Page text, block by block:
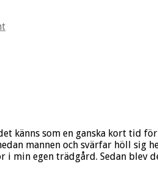
känns som en ganska kort tid
mannen och svärfar höll sig
egen trädgård. Sedan blev